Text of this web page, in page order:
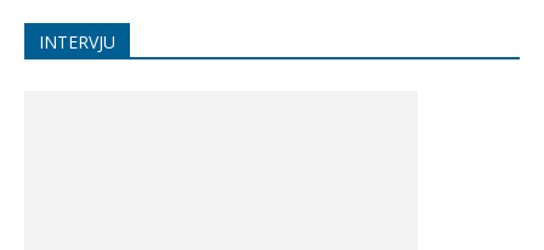
INTERVJU